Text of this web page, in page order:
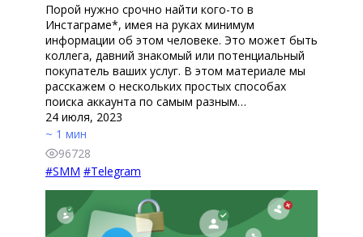
Порой нужно срочно найти кого-то в
Инстаграме*, имея на руках минимум
информации об этом человеке. Это может быть
коллега, давний знакомый или потенциальный
покупатель ваших услуг. В этом материале мы
расскажем о нескольких простых способах
поиска аккаунта по самым разным…
24 июля, 2023
~ 1 мин
96728
#SMM #Telegram